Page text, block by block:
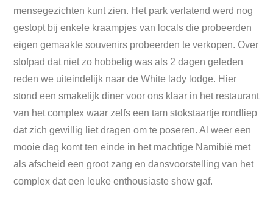
mensegezichten kunt zien. Het park verlatend werd nog
gestopt bij enkele kraampjes van locals die probeerden
eigen gemaakte souvenirs probeerden te verkopen. Over
stofpad dat niet zo hobbelig was als 2 dagen geleden
reden we uiteindelijk naar de White lady lodge. Hier
stond een smakelijk diner voor ons klaar in het restaurant
van het complex waar zelfs een tam stokstaartje rondliep
dat zich gewillig liet dragen om te poseren. Al weer een
mooie dag komt ten einde in het machtige Namibië met
als afscheid een groot zang en dansvoorstelling van het
complex dat een leuke enthousiaste show gaf.